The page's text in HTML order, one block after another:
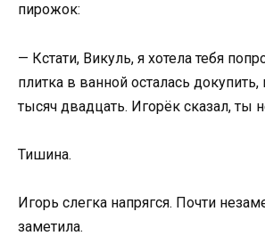
пирожок:
— Кстати, Викуль, я хотела тебя
плитка в ванной осталась
тысяч двадцать. Игорёк сказал, ты
Тишина.
Игорь слегка напрягся. Почти
заметила.